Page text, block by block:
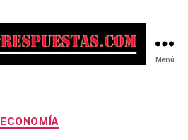
Menú
Categorías
ECONOMÍA